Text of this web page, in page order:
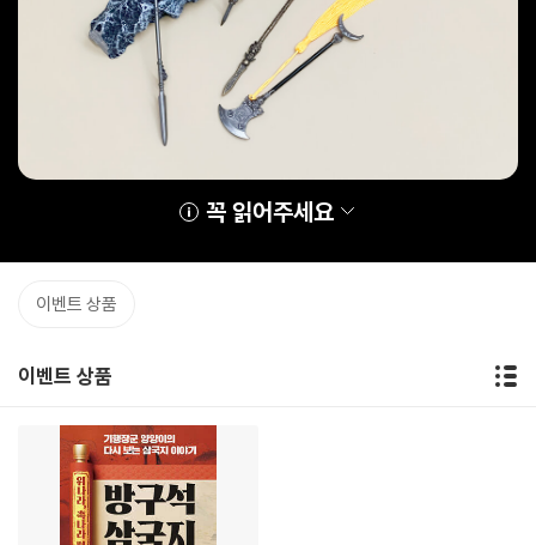
꼭 읽어주세요
이벤트 상품
이벤트 상품